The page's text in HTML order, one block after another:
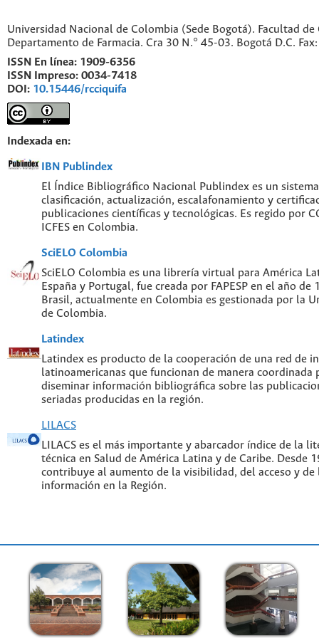
Universidad Nacional de Colombia (Sede Bogotá). Facultad de
Departamento de Farmacia. Cra 30 N.° 45-03. Bogotá D.C.
ISSN En línea: 1909-6356
ISSN Impreso: 0034-7418
DOI: 10.15446/rcciquifa
Indexada en:
IBN Publindex
El Índice Bibliográfico Nacional Publindex es un
clasificación, actualización, escalafonamiento y
publicaciones científicas y tecnológicas. Es regido por
ICFES en Colombia.
SciELO Colombia
SciELO Colombia es una librería virtual para América
España y Portugal, fue creada por FAPESP en el año de
Brasil, actualmente en Colombia es gestionada por la
de Colombia.
Latindex
Latindex es producto de la cooperación de una red de
latinoamericanas que funcionan de manera coordinada
diseminar información bibliográfica sobre las
seriadas producidas en la región.
LILACS
LILACS es el más importante y abarcador índice de la
técnica en Salud de América Latina y de Caribe. Desde
contribuye al aumento de la visibilidad, del acceso y de
información en la Región.